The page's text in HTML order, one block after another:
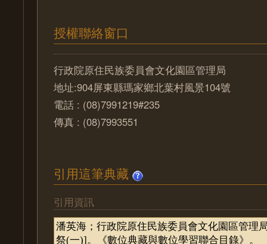
授權聯絡窗口
行政院原住民族委員會文化園區管理局
地址:904屏東縣瑪家鄉北葉村風景104號
電話 : (08)7991219#235
傳真 : (08)7993551
引用這筆典藏
引用資訊